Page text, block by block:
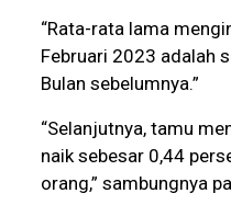
“Rata-rata lama
Februari 2023 adalah
Bulan sebelumnya.”
“Selanjutnya, tamu
naik sebesar 0,44
orang,” sambungnya